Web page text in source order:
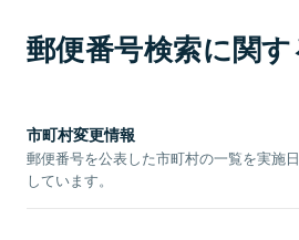
郵便番号検索に関
市町村変更情報
郵便番号を公表した市町村の一覧を実施
しています。